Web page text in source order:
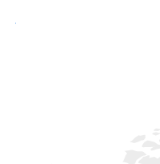
Начать